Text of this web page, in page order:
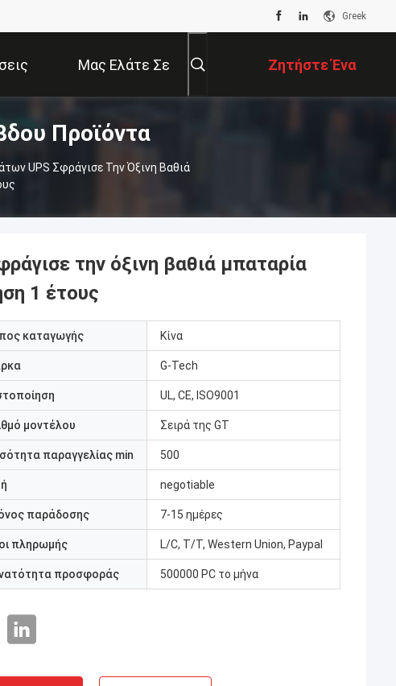
Greek
Μας Ελάτε Σε
Επαφή Με
Ζητήστε Ένα
Απόσπασμα
Προϊόντα
UPS Σφράγισε Την Όξινη Βαθιά
την όξινη βαθιά μπαταρία
1 έτους
καταγωγής Κίνα
G-Tech
UL, CE, ISO9001
μοντέλου Σειρά της GT
παραγγελίας min 500
negotiable
παράδοσης 7-15 ημέρες
πληρωμής L/C, T/T, Western Union, Paypal
προσφοράς 500000 PC το μήνα